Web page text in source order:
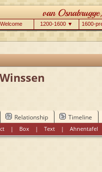
Welcome 1200-1600 ▼ 1600-
Relationship Timeline
| Box |Text |Ahnentafel